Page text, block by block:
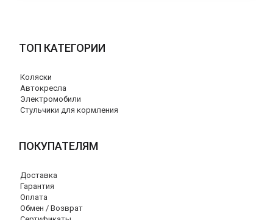
ТОП КАТЕГОРИИ
Коляски
Автокресла
Электромобили
Стульчики для кормления
ПОКУПАТЕЛЯМ
Доставка
Гарантия
Оплата
Обмен / Возврат